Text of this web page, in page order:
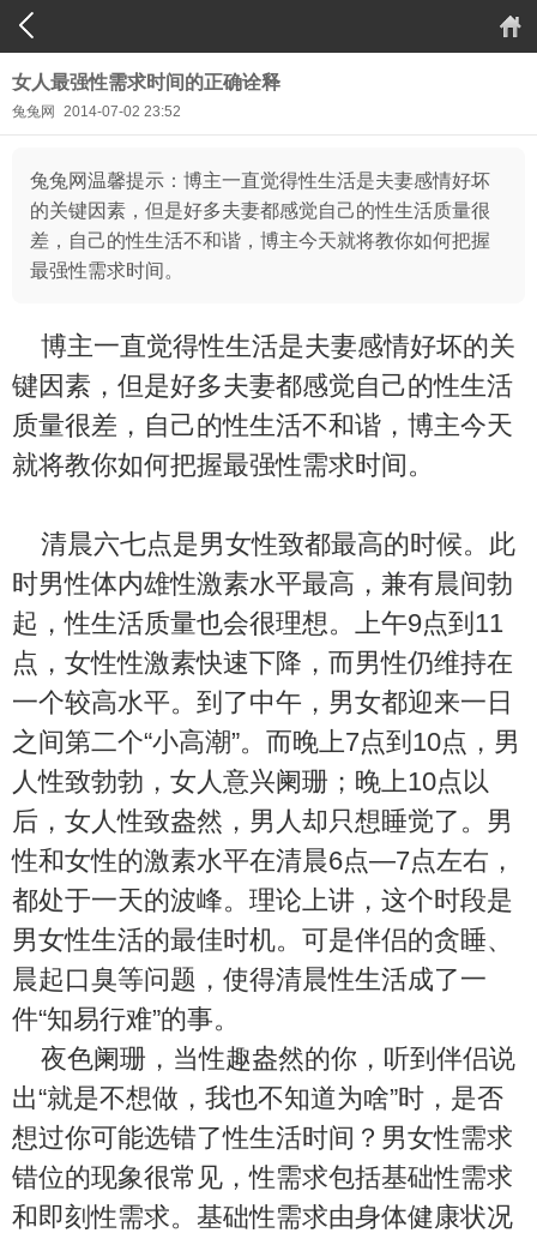
女人最强性需求时间的正确诠释
兔兔网 2014-07-02 23:52
兔兔网温馨提示：博主一直觉得性生活是夫妻感情好坏
的关键因素，但是好多夫妻都感觉自己的性生活质量很
差，自己的性生活不和谐，博主今天就将教你如何把握
最强性需求时间。
博主一直觉得性生活是夫妻感情好坏的关
键因素，但是好多夫妻都感觉自己的性生活
质量很差，自己的性生活不和谐，博主今天
就将教你如何把握最强性需求时间。
清晨六七点是男女性致都最高的时候。此
时男性体内雄性激素水平最高，兼有晨间勃
起，性生活质量也会很理想。上午9点到11
点，女性性激素快速下降，而男性仍维持在
一个较高水平。到了中午，男女都迎来一日
之间第二个“小高潮”。而晚上7点到10点，男
人性致勃勃，女人意兴阑珊；晚上10点以
后，女人性致盎然，男人却只想睡觉了。男
性和女性的激素水平在清晨6点―7点左右，
都处于一天的波峰。理论上讲，这个时段是
男女性生活的最佳时机。可是伴侣的贪睡、
晨起口臭等问题，使得清晨性生活成了一
件“知易行难”的事。
夜色阑珊，当性趣盎然的你，听到伴侣说
出“就是不想做，我也不知道为啥”时，是否
想过你可能选错了性生活时间？男女性需求
错位的现象很常见，性需求包括基础性需求
和即刻性需求。基础性需求由身体健康状况